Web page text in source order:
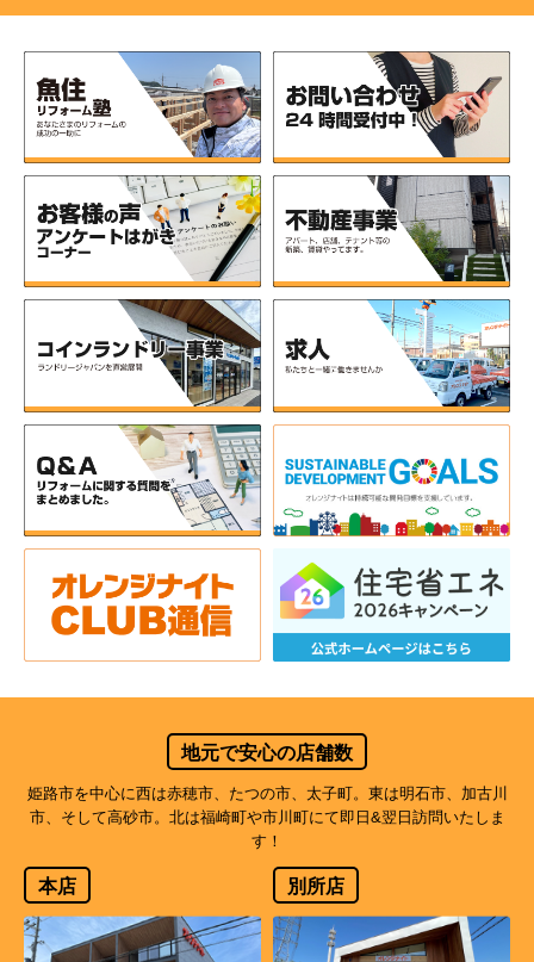
地元で安心の店舗数
姫路市を中心に西は赤穂市、たつの市、太子町。東は明石市、加古川
市、そして高砂市。北は福崎町や市川町にて即日&翌日訪問いたしま
す！
本店 別所店